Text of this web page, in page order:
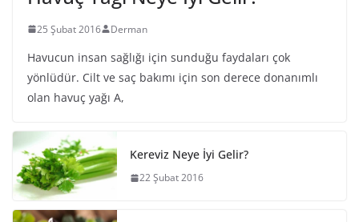
25 Şubat 2016 Derman
Havucun insan sağlığı için sunduğu faydaları çok
yönlüdür. Cilt ve saç bakımı için son derece donanımlı
olan havuç yağı A,
Kereviz Neye İyi Gelir?
22 Şubat 2016